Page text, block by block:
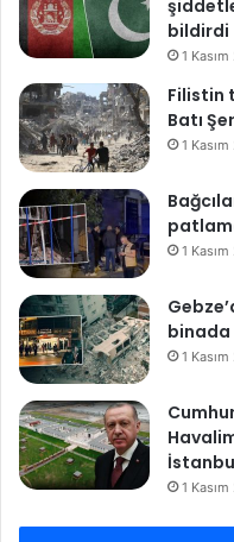
o
r
bildirdi
1
Filistin
Batı
1
1
1
1